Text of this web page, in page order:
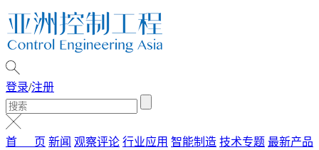
登录/注册
首 页 新闻 观察评论 行业应用 智能制造 技术专题 最新产品